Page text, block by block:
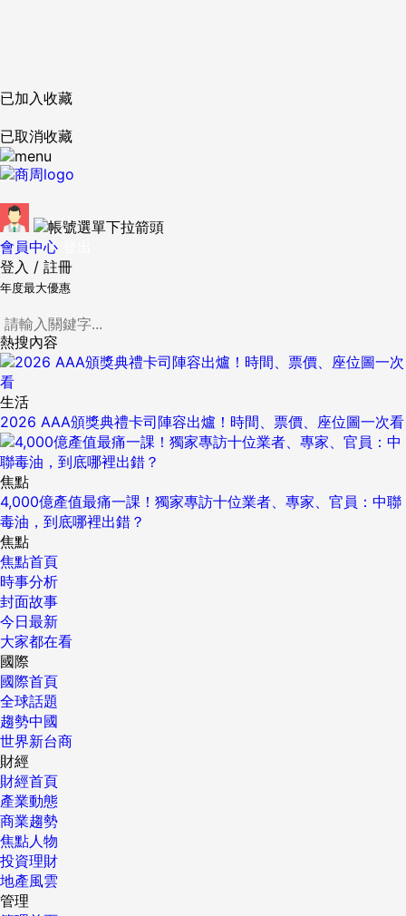
已加入收藏
已取消收藏
會員中心
登入 / 註冊
年度最大優惠
熱搜內容
生活
2026 AAA頒獎典禮卡司陣容出爐！時間、票價、座位圖一次看
焦點
4,000億產值最痛一課！獨家專訪十位業者、專家、官員：中聯
毒油，到底哪裡出錯？
焦點
焦點首頁
時事分析
封面故事
今日最新
大家都在看
國際
國際首頁
全球話題
趨勢中國
世界新台商
財經
財經首頁
產業動態
商業趨勢
焦點人物
投資理財
地產風雲
管理